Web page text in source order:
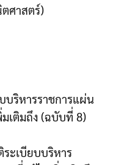
ศาสตร์)
ริหารราชการแผ่น
เติมถึง (ฉบับที่ 8)
ะเบียบบริหาร